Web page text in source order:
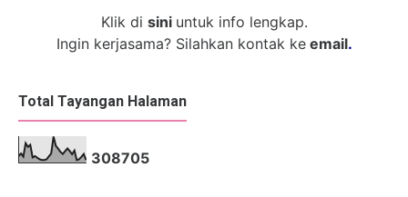
Klik di sini untuk info lengkap.
Ingin kerjasama? Silahkan kontak keemail.
Total Tayangan Halaman
308705